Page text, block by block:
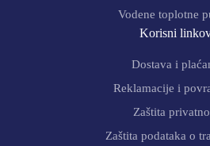
Vodene toplotne
Korisni
Dostava i
Reklamacije i
Zaštita
Zaštita podataka o